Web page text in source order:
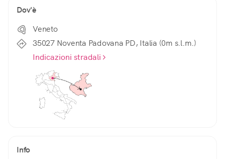
Dov'è
Veneto
35027 Noventa Padovana PD, Italia (0m s.l.m.)
Indicazioni stradali
Info